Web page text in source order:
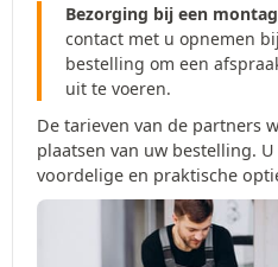
Bezorging bij een
contact met u opnemen
bestelling om een
uit te voeren.
De tarieven van de partners
plaatsen van uw bestelling.
voordelige en praktische